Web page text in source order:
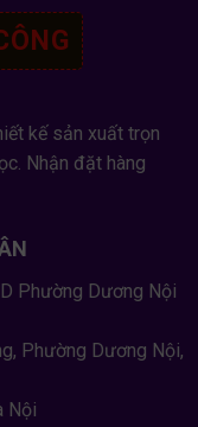
kế sản xuất trọn
Nhận đặt hàng
Phường Dương Nội
Phường Dương Nội,
Nội